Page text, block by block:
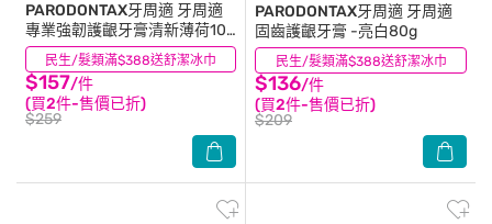
民生/髮類滿$388送舒潔冰巾
PARODONTAX牙周適 牙周適
專業強韌護齦牙膏清新薄荷100
克
$157/件
(買2件-售價已折)
$259
(14) 民生/髮類滿$388送舒潔冰巾
PARODONTAX牙周適 牙周適
固齒護齦牙膏 -亮白80g
$136/件
(買2件-售價已折)
$209
(30)